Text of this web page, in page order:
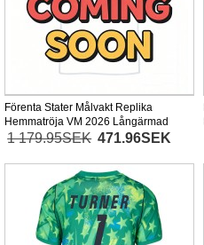
Förenta Stater Målvakt Replika
Hemmatröja VM 2026 Långärmad
1 179.95SEK 471.96SEK